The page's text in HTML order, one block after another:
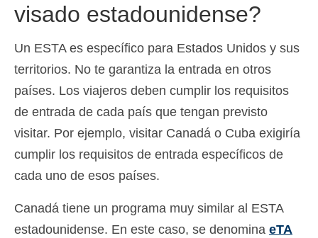
visado estadounidense?
Un ESTA es específico para Estados Unidos y sus
territorios. No te garantiza la entrada en otros
países. Los viajeros deben cumplir los requisitos
de entrada de cada país que tengan previsto
visitar. Por ejemplo, visitar Canadá o Cuba exigiría
cumplir los requisitos de entrada específicos de
cada uno de esos países.
Canadá tiene un programa muy similar al ESTA
estadounidense. En este caso, se denomina eTA